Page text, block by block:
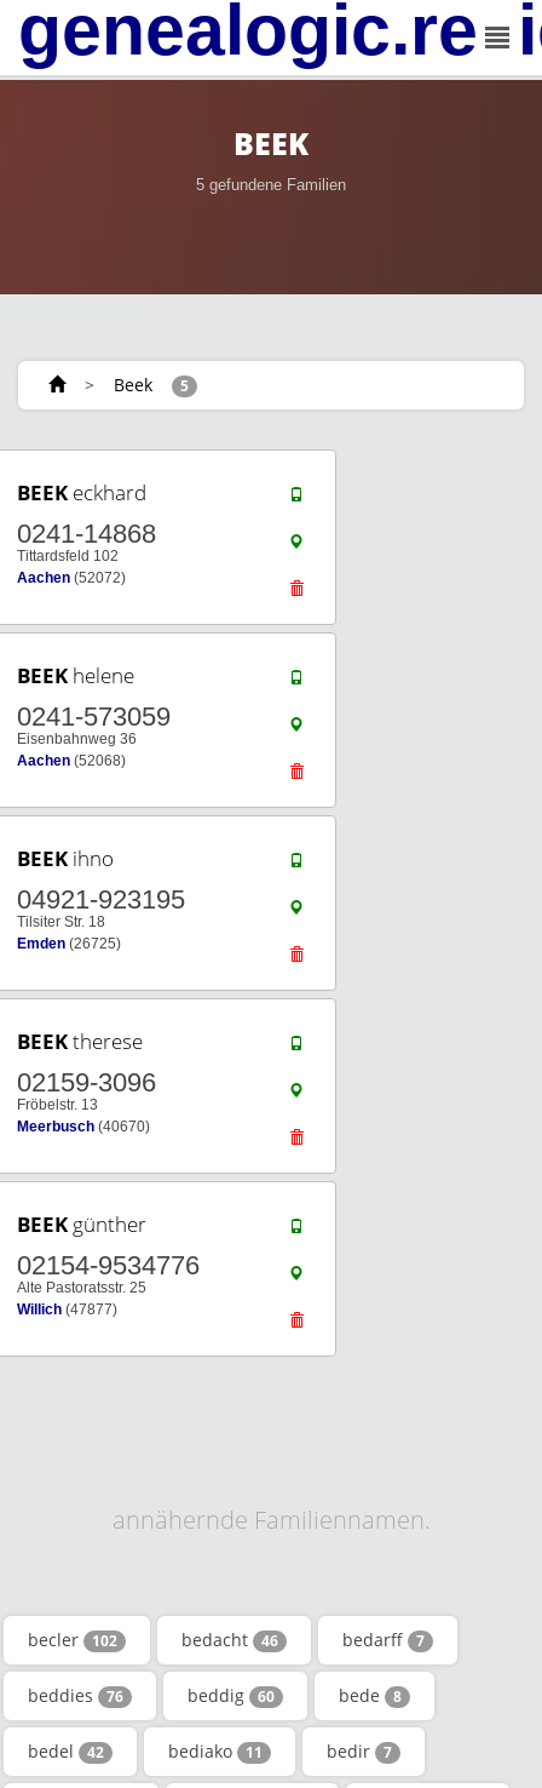
BEEK
5 gefundene Familien
> Beek 5
BEEK eckhard
0241-14868
Tittardsfeld 102
Aachen (52072)
BEEK helene
0241-573059
Eisenbahnweg 36
Aachen (52068)
BEEK ihno
04921-923195
Tilsiter Str. 18
Emden (26725)
BEEKtherese
02159-3096
Fröbelstr. 13
Meerbusch (40670)
BEEK günther
02154-9534776
Alte Pastoratsstr. 25
Willich (47877)
annähernde Familiennamen.
becler 102 bedacht 46 bedarff 7
beddies 76 beddig 60 bede 8
bedel 42 bediako 11 bedir 7